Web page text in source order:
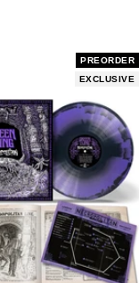
PREORDER
EXCLUSIVE